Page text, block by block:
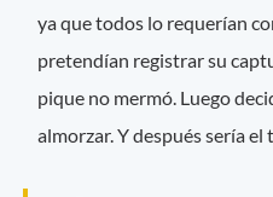
ya que todos lo requerían
pretendían registrar su
pique no mermó. Luego
almorzar. Y después sería